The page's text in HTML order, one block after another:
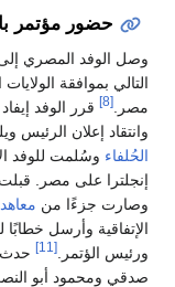
حضور مؤتمر
وصل الوفد المصري
التالي بموافقة
مصر.
[8] قرر الوفد إيفاد
وانتقاد إعلان الرئيس
الحُلفاء
وصارت جزءًا من
الإتفاقية وأرسل
ورئيس الؤتمر.
[11]
حدث
صدقي ومحمود أبو